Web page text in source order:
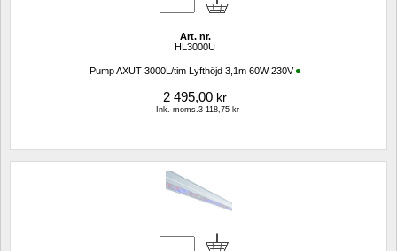
Art. nr.
HL3000U
Pump AXUT 3000L/tim Lyfthöjd 3,1m 60W 230V
2 495,00 kr
Ink. moms.3 118,75 kr